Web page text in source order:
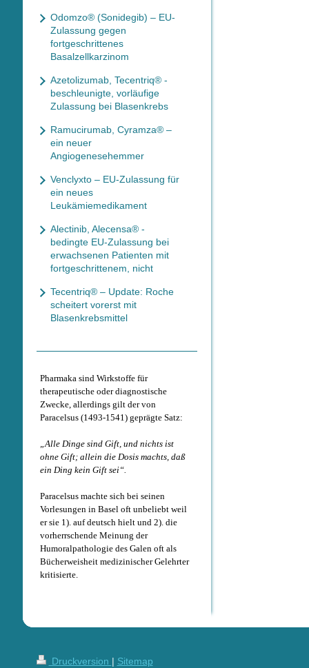
Odomzo® (Sonidegib) – EU-
Zulassung gegen
fortgeschrittenes
Basalzellkarzinom
Azetolizumab, Tecentriq® -
beschleunigte, vorläufige
Zulassung bei Blasenkrebs
Ramucirumab, Cyramza® –
ein neuer
Angiogenesehemmer
Venclyxto – EU-Zulassung für
ein neues
Leukämiemedikament
Alectinib, Alecensa® -
bedingte EU-Zulassung bei
erwachsenen Patienten mit
fortgeschrittenem, nicht
Tecentriq® – Update: Roche
scheitert vorerst mit
Blasenkrebsmittel
Pharmaka sind Wirkstoffe für
therapeutische oder diagnostische
Zwecke, allerdings gilt der von
Paracelsus (1493-1541) geprägte Satz:
„Alle Dinge sind Gift, und nichts ist
ohne Gift; allein die Dosis machts, daß
ein Ding kein Gift sei“.
Paracelsus machte sich bei seinen
Vorlesungen in Basel oft unbeliebt weil
er sie 1). auf deutsch hielt und 2). die
vorherrschende Meinung der
Humoralpathologie des Galen oft als
Bücherweisheit medizinischer Gelehrter
kritisierte.
Druckversion | Sitemap